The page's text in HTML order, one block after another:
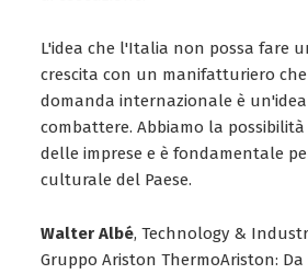
L'idea che l'Italia non possa fare
crescita con un manifatturiero
domanda internazionale è
combattere. Abbiamo la
delle imprese e è fondamentale
culturale del Paese.
Walter Albé, Technology &
Gruppo Ariston ThermoAriston: